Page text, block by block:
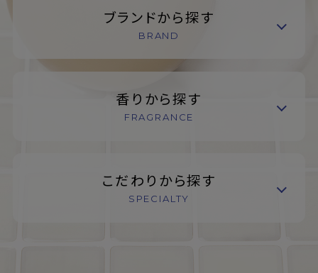
ブランドから探す
BRAND
香りから探す
FRAGRANCE
こだわりから探す
SPECIALTY